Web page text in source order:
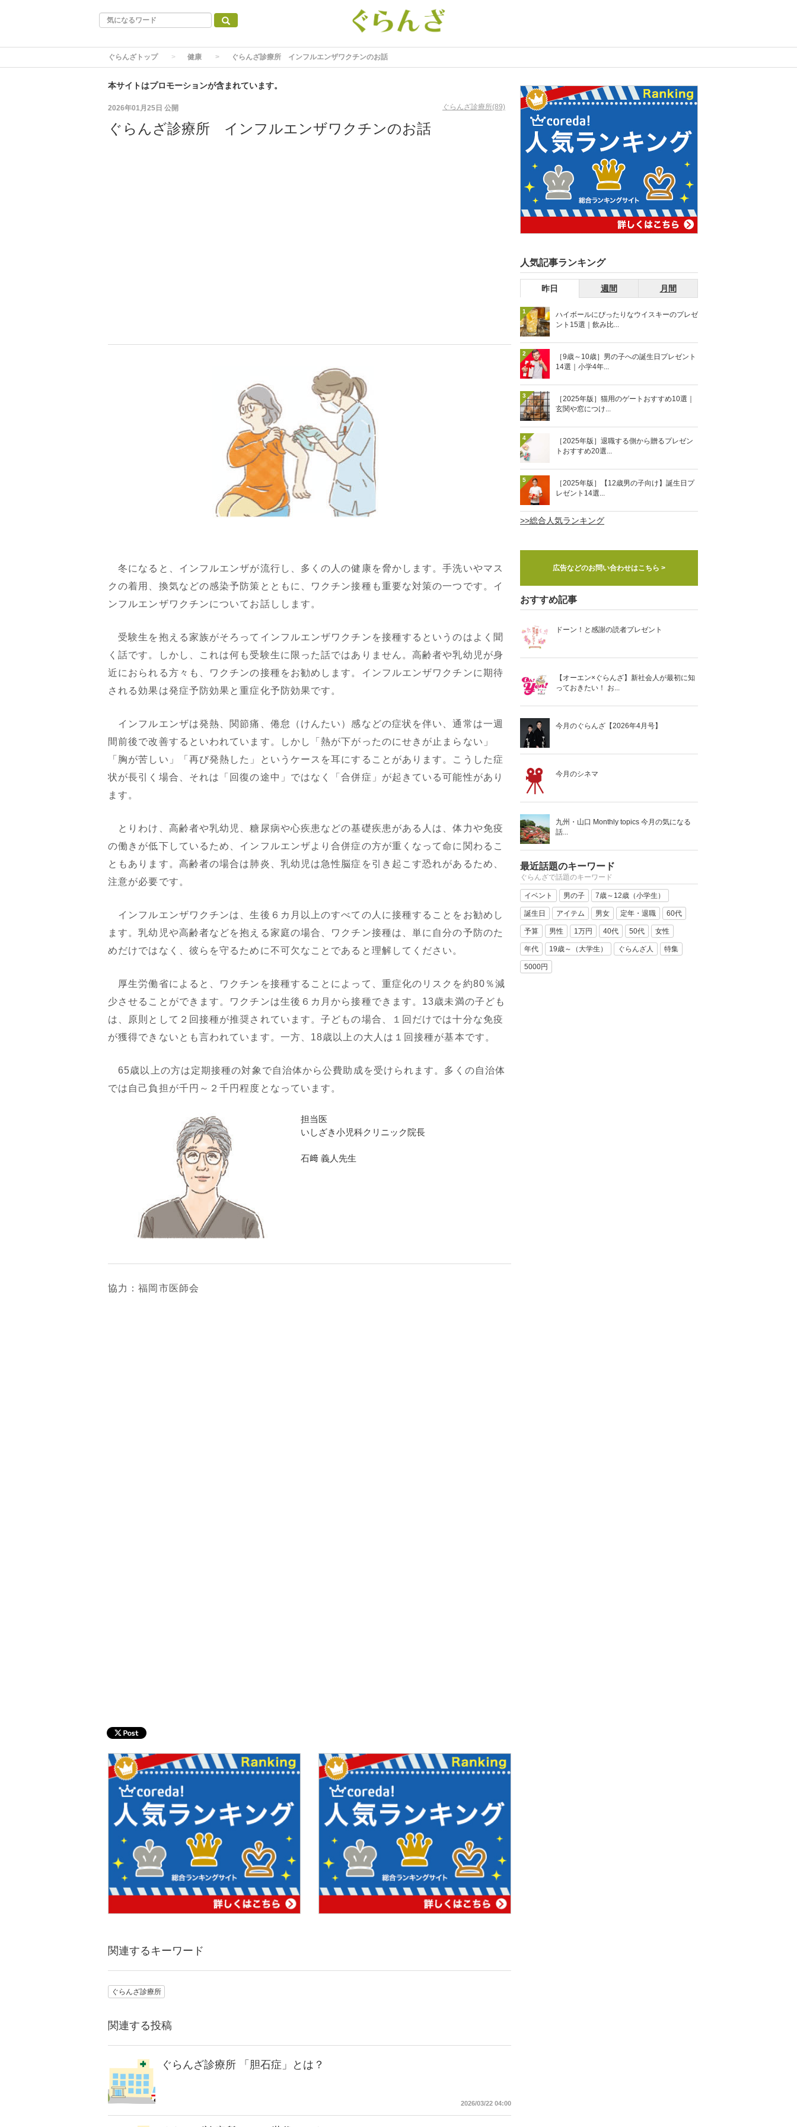
ぐらんざトップ 健康 ぐらんざ診療所 インフルエンザワクチンのお話
本サイトはプロモーションが含まれています。
2026年01月25日 公開 ぐらんざ診療所(89)
ぐらんざ診療所 インフルエンザワクチンのお話
冬になると、インフルエンザが流行し、多くの人の健康を脅かします。手洗いやマス
クの着用、換気などの感染予防策とともに、ワクチン接種も重要な対策の一つです。イ
ンフルエンザワクチンについてお話しします。
受験生を抱える家族がそろってインフルエンザワクチンを接種するというのはよく聞
く話です。しかし、これは何も受験生に限った話ではありません。高齢者や乳幼児が身
近におられる方々も、ワクチンの接種をお勧めします。インフルエンザワクチンに期待
される効果は発症予防効果と重症化予防効果です。
インフルエンザは発熱、関節痛、倦怠（けんたい）感などの症状を伴い、通常は一週
間前後で改善するといわれています。しかし「熱が下がったのにせきが止まらない」
「胸が苦しい」「再び発熱した」というケースを耳にすることがあります。こうした症
状が長引く場合、それは「回復の途中」ではなく「合併症」が起きている可能性があり
ます。
とりわけ、高齢者や乳幼児、糖尿病や心疾患などの基礎疾患がある人は、体力や免疫
の働きが低下しているため、インフルエンザより合併症の方が重くなって命に関わるこ
ともあります。高齢者の場合は肺炎、乳幼児は急性脳症を引き起こす恐れがあるため、
注意が必要です。
インフルエンザワクチンは、生後６カ月以上のすべての人に接種することをお勧めし
ます。乳幼児や高齢者などを抱える家庭の場合、ワクチン接種は、単に自分の予防のた
めだけではなく、彼らを守るために不可欠なことであると理解してください。
厚生労働省によると、ワクチンを接種することによって、重症化のリスクを約80％減
少させることができます。ワクチンは生後６カ月から接種できます。13歳未満の子ども
は、原則として２回接種が推奨されています。子どもの場合、１回だけでは十分な免疫
が獲得できないとも言われています。一方、18歳以上の大人は１回接種が基本です。
65歳以上の方は定期接種の対象で自治体から公費助成を受けられます。多くの自治体
では自己負担が千円～２千円程度となっています。
担当医
いしざき小児科クリニック院長
石﨑 義人先生
協力：福岡市医師会
関連するキーワード
ぐらんざ診療所
関連する投稿
ぐらんざ診療所 「胆石症」とは？
2026/03/22 04:00
人気記事ランキング
昨日 週間 月間
1
ハイボールにぴったりなウイスキーのプレゼ
ント15選｜飲み比...
2
［9歳～10歳］男の子への誕生日プレゼント
14選｜小学4年...
3
［2025年版］猫用のゲートおすすめ10選｜
玄関や窓につけ...
4
［2025年版］退職する側から贈るプレゼン
トおすすめ20選...
5
［2025年版］【12歳男の子向け】誕生日プ
レゼント14選...
>>総合人気ランキング
広告などのお問い合わせはこちら >
おすすめ記事
ドーン！と感謝の読者プレゼント
【オーエン×ぐらんざ】新社会人が最初に知
っておきたい！ お...
今月のぐらんざ【2026年4月号】
今月のシネマ
九州・山口 Monthly topics 今月の気になる
話...
最近話題のキーワード
ぐらんざで話題のキーワード
イベント 男の子 7歳～12歳（小学生）
誕生日 アイテム 男女 定年・退職 60代
予算 男性 1万円 40代 50代 女性
年代 19歳～（大学生） ぐらんざ人 特集
5000円